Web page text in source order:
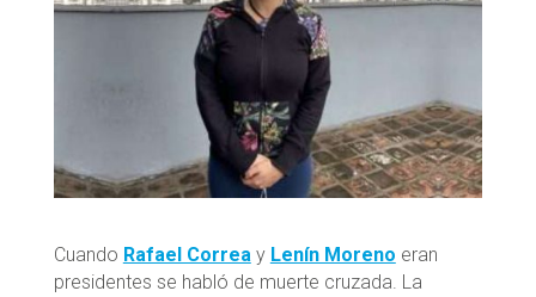
Cuando Rafael Correay Lenín Moreno eran
presidentes se habló de muerte cruzada. La